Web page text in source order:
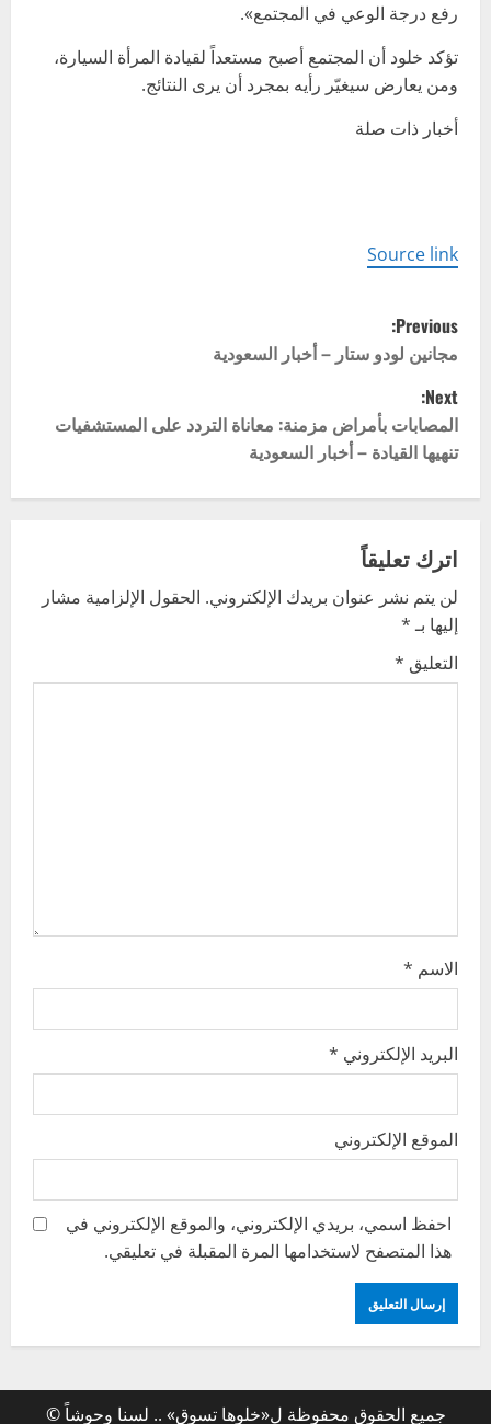
رفع درجة الوعي في المجتمع».
تؤكد خلود أن المجتمع أصبح مستعداً لقيادة المرأة السيارة،
ومن يعارض سيغيّر رأيه بمجرد أن يرى النتائج.
أخبار ذات صلة
Source link
P
o
s
t
n
a
v
i
g
Previous:
مجانين لودو ستار – أخبار السعودية
Next:
المصابات بأمراض مزمنة: معاناة التردد على المستشفيات
تنهيها القيادة – أخبار السعودية
اترك تعليقاً
لن يتم نشر عنوان بريدك الإلكتروني. الحقول الإلزامية مشار
إليها بـ*
التعليق *
الاسم *
البريد الإلكتروني *
الموقع الإلكتروني
احفظ اسمي، بريدي الإلكتروني، والموقع الإلكتروني في
هذا المتصفح لاستخدامها المرة المقبلة في تعليقي.
جميع الحقوق محفوظة ل«خلوها تسوق» .. لسنا وحوشاً ©